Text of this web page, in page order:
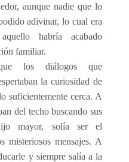
aunque nadie que lo
adivinar, lo cual era
habría acabado
familiar.
los diálogos que
la curiosidad de
suficientemente cerca. A
del techo buscando sus
mayor, solía ser el
misteriosos mensajes. A
y siempre salía a la